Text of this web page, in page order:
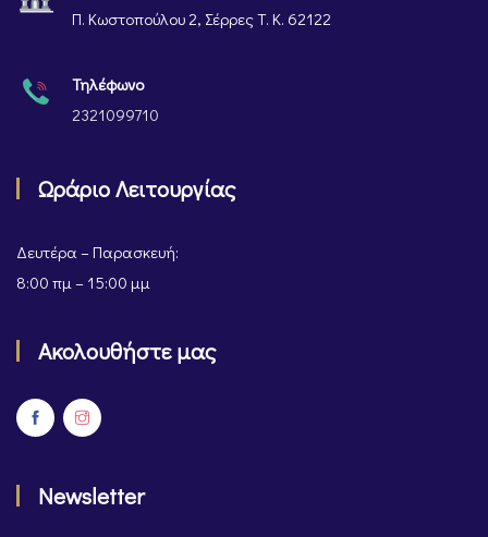
Π. Κωστοπούλου 2, Σέρρες Τ. Κ. 62122
Τηλέφωνο
2321099710
Ωράριο Λειτουργίας
Δευτέρα – Παρασκευή:
8:00 πμ – 15:00 μμ
Ακολουθήστε μας
Newsletter